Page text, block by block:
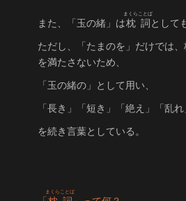
また、「玉の緒」は枕詞
まくらことば
として
ただし、「たまのを」だけでは
を満たさないため、
「玉の緒の」として用い、
「長き」「短き」「絶え」「乱
を続き言葉としている。
まくらことば